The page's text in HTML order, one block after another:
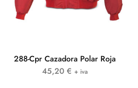
288-Cpr Cazadora Polar Roja
45,20 € + iva